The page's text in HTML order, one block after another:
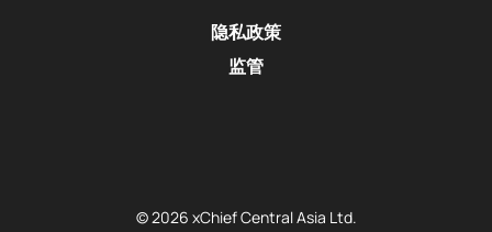
隐私政策
监管
© 2026 xChief Central Asia Ltd.